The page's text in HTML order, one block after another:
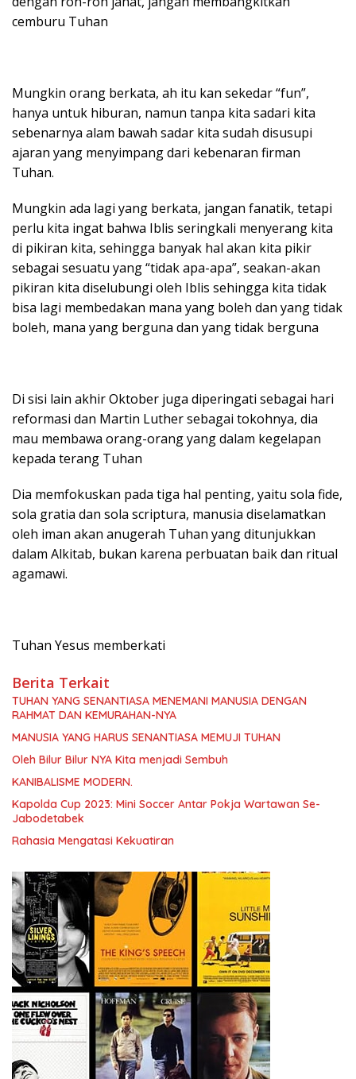
cemburu Tuhan
Mungkin orang berkata, ah itu kan sekedar “fun”,
hanya untuk hiburan, namun tanpa kita sadari kita
sebenarnya alam bawah sadar kita sudah disusupi
ajaran yang menyimpang dari kebenaran firman
Tuhan.
Mungkin ada lagi yang berkata, jangan fanatik, tetapi
perlu kita ingat bahwa Iblis seringkali menyerang kita
di pikiran kita, sehingga banyak hal akan kita pikir
sebagai sesuatu yang “tidak apa-apa”, seakan-akan
pikiran kita diselubungi oleh Iblis sehingga kita tidak
bisa lagi membedakan mana yang boleh dan yang tidak
boleh, mana yang berguna dan yang tidak berguna
Di sisi lain akhir Oktober juga diperingati sebagai hari
reformasi dan Martin Luther sebagai tokohnya, dia
mau membawa orang-orang yang dalam kegelapan
kepada terang Tuhan
Dia memfokuskan pada tiga hal penting, yaitu sola fide,
sola gratia dan sola scriptura, manusia diselamatkan
oleh iman akan anugerah Tuhan yang ditunjukkan
dalam Alkitab, bukan karena perbuatan baik dan ritual
agamawi.
Tuhan Yesus memberkati
Berita Terkait
TUHAN YANG SENANTIASA MENEMANI MANUSIA DENGAN
RAHMAT DAN KEMURAHAN-NYA
MANUSIA YANG HARUS SENANTIASA MEMUJI TUHAN
Oleh Bilur Bilur NYA Kita menjadi Sembuh
KANIBALISME MODERN.
Kapolda Cup 2023: Mini Soccer Antar Pokja Wartawan Se-
Jabodetabek
Rahasia Mengatasi Kekuatiran